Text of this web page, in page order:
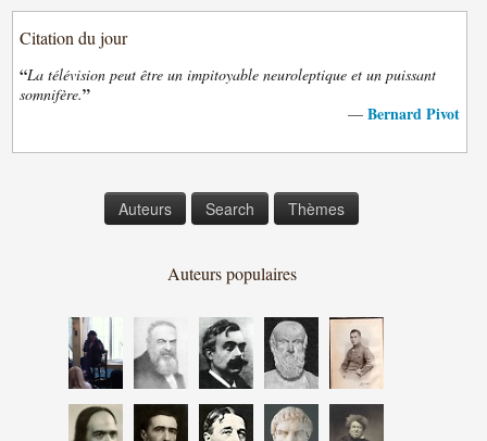
Citation du jour
“La télévision peut être un impitoyable neuroleptique et un puissant
somnifère.”
— Bernard Pivot
Auteurs Search Thèmes
Auteurs populaires